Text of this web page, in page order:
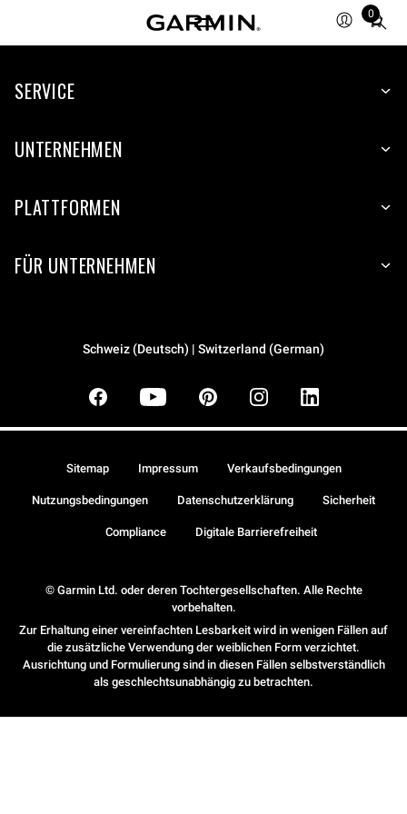
0
Total
items
cart:
SERVICE
UNTERNEHMEN
PLATTFORMEN
FÜR UNTERNEHMEN
Schweiz (Deutsch) | Switzerland (German)
© Garmin Ltd. oder deren Tochtergesellschaften. Alle Rechte
vorbehalten.
Zur Erhaltung einer vereinfachten Lesbarkeit wird in wenigen Fällen auf
die zusätzliche Verwendung der weiblichen Form verzichtet.
Ausrichtung und Formulierung sind in diesen Fällen selbstverständlich
als geschlechtsunabhängig zu betrachten.
Sitemap Impressum Verkaufsbedingungen
Nutzungsbedingungen Datenschutzerklärung Sicherheit
Compliance Digitale Barrierefreiheit